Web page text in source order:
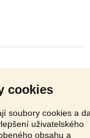
cookies
soubory cookies a
uživatelského
obsahu a
,Ochrana údajů